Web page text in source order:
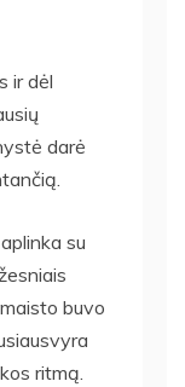
ir dėl
darė
su
buvo
ritmą.